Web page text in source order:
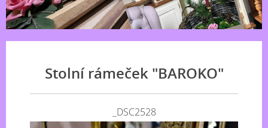
Stolní rámeček "BAROKO"
_DSC2528